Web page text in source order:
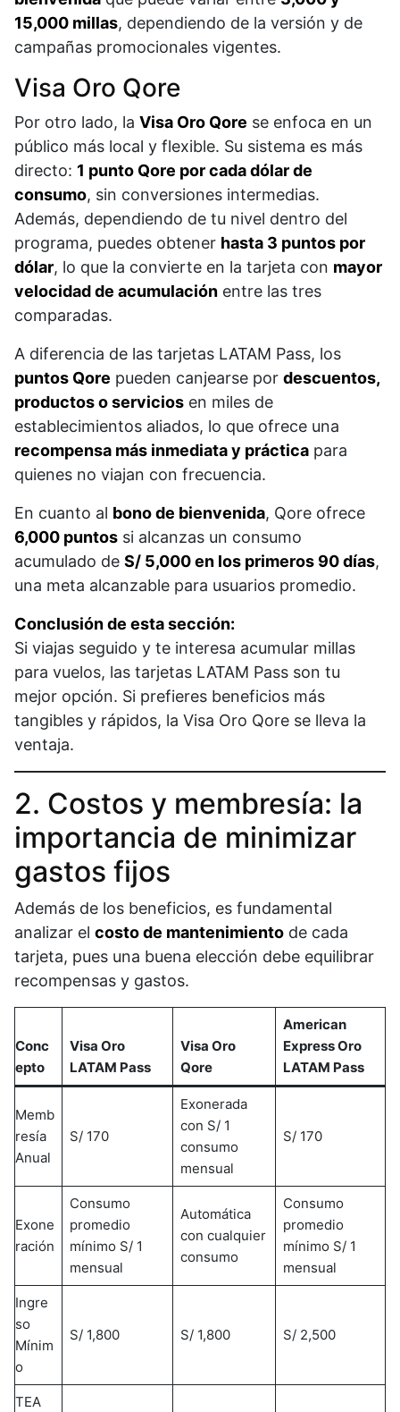
15,000 millas, dependiendo de la versión y de
campañas promocionales vigentes.
Visa Oro Qore
Por otro lado, la Visa Oro Qore se enfoca en un
público más local y flexible. Su sistema es más
directo: 1 punto Qore por cada dólar de
consumo, sin conversiones intermedias.
Además, dependiendo de tu nivel dentro del
programa, puedes obtener hasta 3 puntos por
dólar, lo que la convierte en la tarjeta con mayor
velocidad de acumulación entre las tres
comparadas.
A diferencia de las tarjetas LATAM Pass, los
puntos Qore pueden canjearse por descuentos,
productos o servicios en miles de
establecimientos aliados, lo que ofrece una
recompensa más inmediata y práctica para
quienes no viajan con frecuencia.
En cuanto al bono de bienvenida, Qore ofrece
6,000 puntos si alcanzas un consumo
acumulado de S/ 5,000 en los primeros 90 días,
una meta alcanzable para usuarios promedio.
Conclusión de esta sección:
Si viajas seguido y te interesa acumular millas
para vuelos, las tarjetas LATAM Pass son tu
mejor opción. Si prefieres beneficios más
tangibles y rápidos, la Visa Oro Qore se lleva la
ventaja.
2. Costos y membresía: la
importancia de minimizar
gastos fijos
Además de los beneficios, es fundamental
analizar el costo de mantenimiento de cada
tarjeta, pues una buena elección debe equilibrar
recompensas y gastos.
Conc
epto
Visa Oro
LATAM Pass
Visa Oro
Qore
American
Express Oro
LATAM Pass
Memb
resía
Anual
S/ 170
Exonerada
con S/ 1
consumo
mensual
S/ 170
Exone
ración
Consumo
promedio
mínimo S/ 1
mensual
Automática
con cualquier
consumo
Consumo
promedio
mínimo S/ 1
mensual
Ingre
so
Mínim
o
S/ 1,800 S/ 1,800 S/ 2,500
TEA